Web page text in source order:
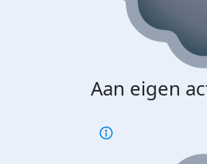
Aan eigen